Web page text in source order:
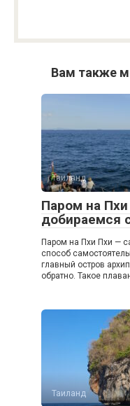
Вам также
Таиланд
Паром на Пхи
добираемся
Паром на Пхи Пхи —
способ
главный остров
обратно. Такое
Таиланд